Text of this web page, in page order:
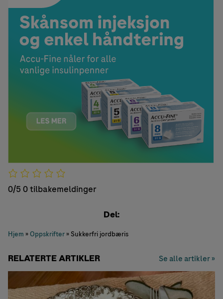
0/5 0 tilbakemeldinger
Del:
Hjem »Oppskrifter» Sukkerfri jordbæris
RELATERTE ARTIKLER Se alle artikler »